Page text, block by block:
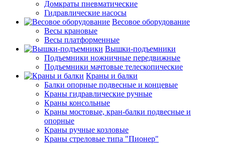
Домкраты пневматические
Гидравлические насосы
Весовое оборудование
Весы крановые
Весы платформенные
Вышки-подъемники
Подъемники ножничные передвижные
Подъемники мачтовые телескопические
Краны и балки
Балки опорные подвесные и концевые
Краны гидравлические ручные
Краны консольные
Краны мостовые, кран-балки подвесные и
опорные
Краны ручные козловые
Краны стреловые типа "Пионер"